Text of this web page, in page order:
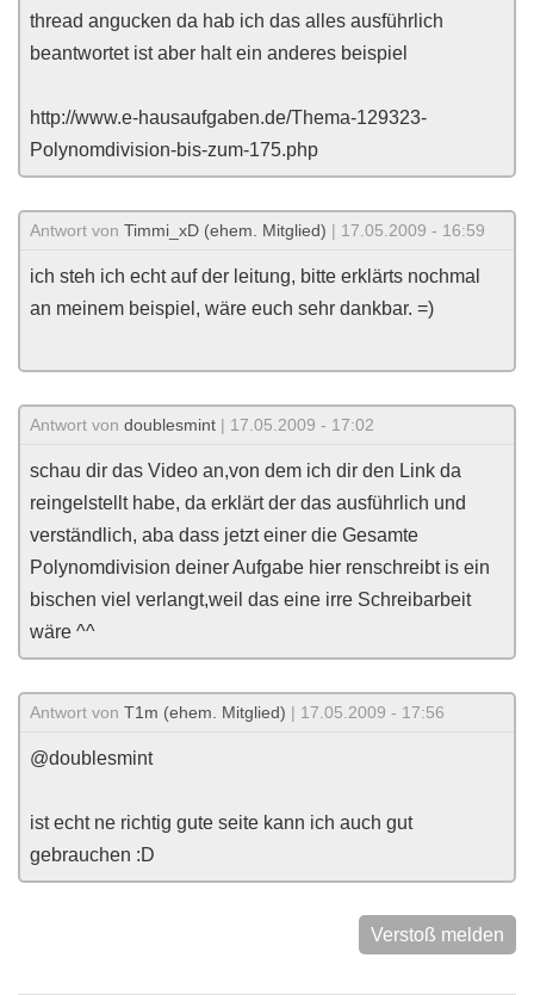
thread angucken da hab ich das alles ausführlich
beantwortet ist aber halt ein anderes beispiel
http://www.e-hausaufgaben.de/Thema-129323-
Polynomdivision-bis-zum-175.php
Antwort von Timmi_xD (ehem. Mitglied) | 17.05.2009 - 16:59
ich steh ich echt auf der leitung, bitte erklärts nochmal
an meinem beispiel, wäre euch sehr dankbar. =)
Antwort von doublesmint | 17.05.2009 - 17:02
schau dir das Video an,von dem ich dir den Link da
reingelstellt habe, da erklärt der das ausführlich und
verständlich, aba dass jetzt einer die Gesamte
Polynomdivision deiner Aufgabe hier renschreibt is ein
bischen viel verlangt,weil das eine irre Schreibarbeit
wäre ^^
Antwort von T1m (ehem. Mitglied) | 17.05.2009 - 17:56
@doublesmint
ist echt ne richtig gute seite kann ich auch gut
gebrauchen :D
Verstoß melden